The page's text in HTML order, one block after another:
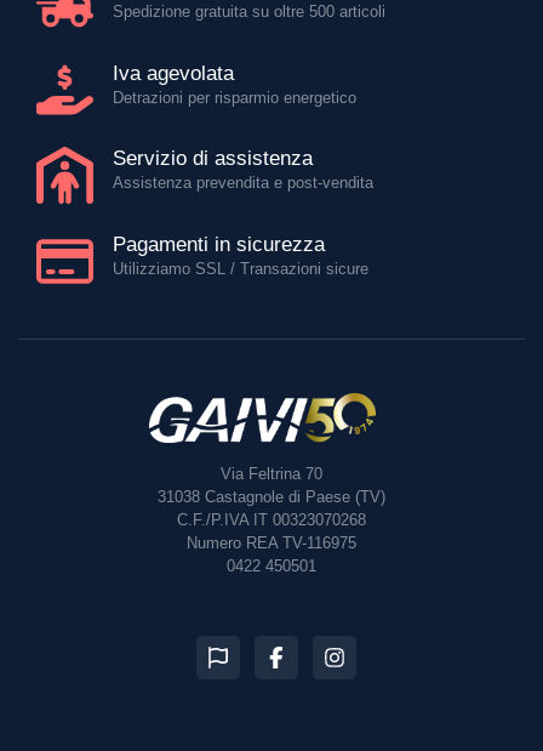
Spedizione gratuita su oltre 500 articoli
Iva agevolata
Detrazioni per risparmio energetico
Servizio di assistenza
Assistenza prevendita e post-vendita
Pagamenti in sicurezza
Utilizziamo SSL / Transazioni sicure
Via Feltrina 70
31038 Castagnole di Paese (TV)
C.F./P.IVA IT 00323070268
Numero REA TV-116975
0422 450501